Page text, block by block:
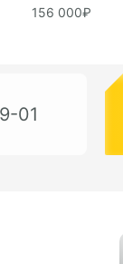
156 000₽
01